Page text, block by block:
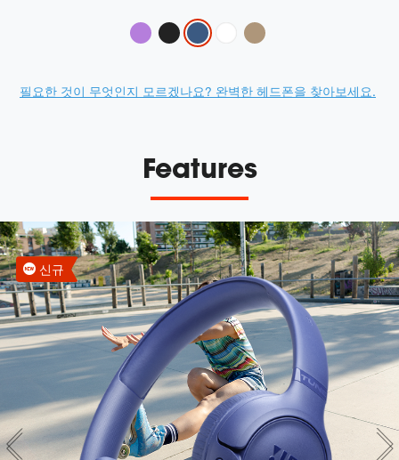
Promotions
필요한 것이 무엇인지 모르겠나요? 완벽한 헤드폰을 찾아보세요.
신규
Features